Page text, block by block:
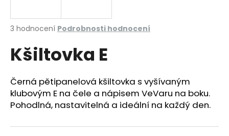
Průměrné
produktu
je
z
5
hvězdiček.
3 hodnocení Podrobnosti hodnocení
Kšiltovka E
Černá pětipanelová kšiltovka s vyšívaným
klubovým E na čele a nápisem VeVaru na boku.
Pohodlná, nastavitelná a ideální na každý den.
j
t
?